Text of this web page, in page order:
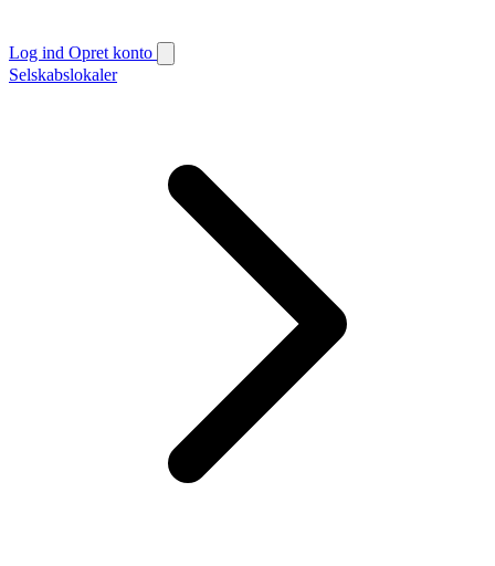
Log ind Opret konto
Selskabslokaler